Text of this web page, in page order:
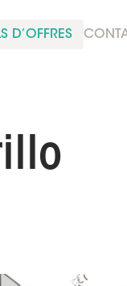
D’OFFRES